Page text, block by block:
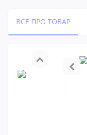
ВСЕ ПРО ТОВАР